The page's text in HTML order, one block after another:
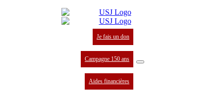
Je fais un don
Campagne 150 ans
Aides financières